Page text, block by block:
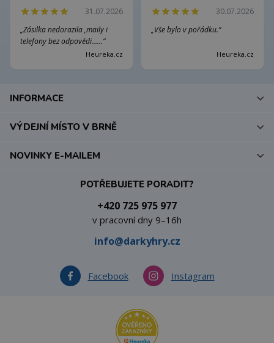
31.07.2026
„Zásilka nedorazila ,maily i
telefony bez odpovědi......“
Heureka.cz
30.07.2026
„Vše bylo v pořádku.“
Heureka.cz
INFORMACE
VÝDEJNÍ MÍSTO V BRNĚ
POTŘEBUJETE PORADIT?
+420 725 975 977
v pracovní dny 9–16h
info@darkyhry.cz
Facebook Instagram
NOVINKY E-MAILEM